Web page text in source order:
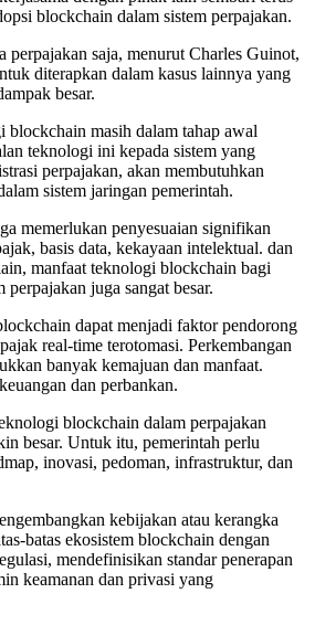
blockchain dalam sistem perpajakan.
perpajakan saja, menurut Charles Guinot,
diterapkan dalam kasus lainnya yang
besar.
blockchain masih dalam tahap awal
teknologi ini kepada sistem yang
perpajakan, akan membutuhkan
sistem jaringan pemerintah.
memerlukan penyesuaian signifikan
basis data, kekayaan intelektual. dan
manfaat teknologi blockchain bagi
perpajakan juga sangat besar.
dapat menjadi faktor pendorong
real-time terotomasi. Perkembangan
banyak kemajuan dan manfaat.
dan perbankan.
blockchain dalam perpajakan
besar. Untuk itu, pemerintah perlu
inovasi, pedoman, infrastruktur, dan
kebijakan atau kerangka
batas ekosistem blockchain dengan
mendefinisikan standar penerapan
keamanan dan privasi yang